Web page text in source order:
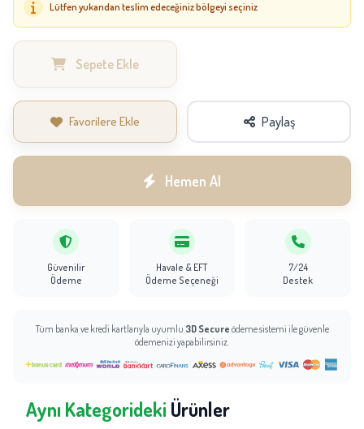
Lütfen yukarıdan teslim edeceğiniz bölgeyi seçiniz
Sepete Ekle
Favorilere Ekle Paylaş
Hemen Al
Güvenilir
Ödeme
Havale & EFT
Ödeme Seçeneği
7/24
Destek
Tüm banka ve kredi kartlarıyla uyumlu 3D Secure ödeme sistemi ile güvenle
ödemenizi yapabilirsiniz.
Aynı Kategorideki Ürünler